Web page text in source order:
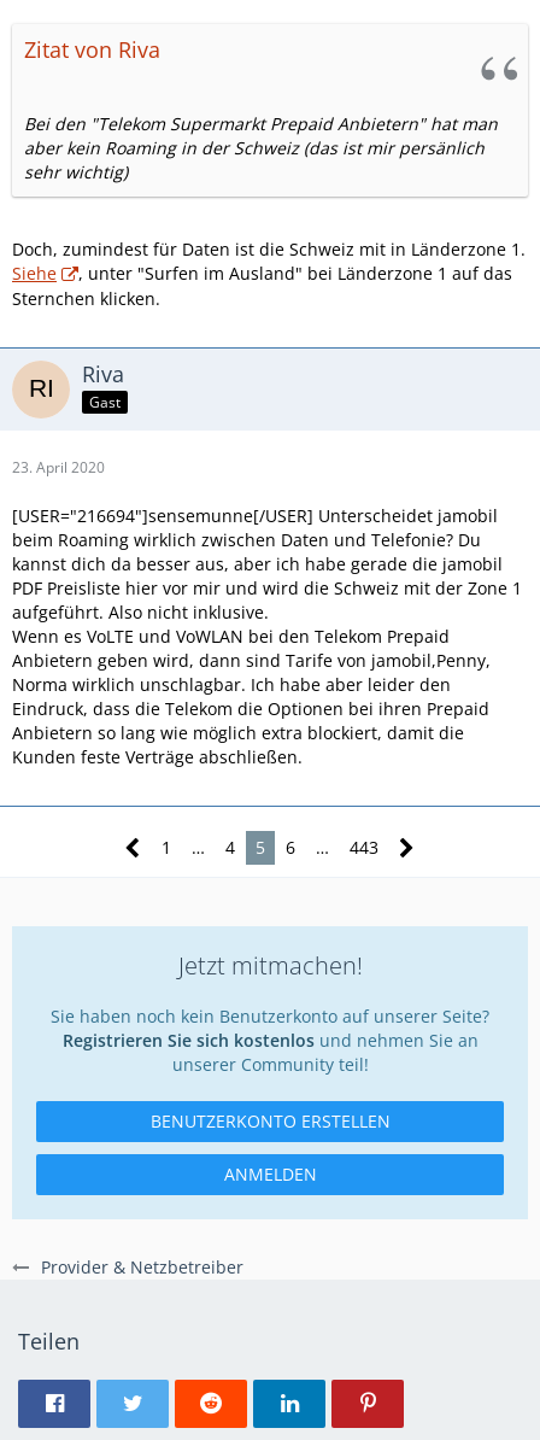
Provider & Netzbetreiber
Zitat von Riva
Bei den "Telekom Supermarkt Prepaid Anbietern" hat man
aber kein Roaming in der Schweiz (das ist mir persänlich
sehr wichtig)
Doch, zumindest für Daten ist die Schweiz mit in Länderzone 1.
Siehe
, unter "Surfen im Ausland" bei Länderzone 1 auf das
Sternchen klicken.
Riva
Gast
23. April 2020
[USER="216694"]sensemunne[/USER] Unterscheidet jamobil
beim Roaming wirklich zwischen Daten und Telefonie? Du
kannst dich da besser aus, aber ich habe gerade die jamobil
PDF Preisliste hier vor mir und wird die Schweiz mit der Zone 1
aufgeführt. Also nicht inklusive.
Wenn es VoLTE und VoWLAN bei den Telekom Prepaid
Anbietern geben wird, dann sind Tarife von jamobil,Penny,
Norma wirklich unschlagbar. Ich habe aber leider den
Eindruck, dass die Telekom die Optionen bei ihren Prepaid
Anbietern so lang wie möglich extra blockiert, damit die
Kunden feste Verträge abschließen.
1 … 4 5 6 … 443
Jetzt mitmachen!
Sie haben noch kein Benutzerkonto auf unserer Seite?
Registrieren Sie sich kostenlosund nehmen Sie an
unserer Community teil!
BENUTZERKONTO ERSTELLEN
ANMELDEN
Teilen